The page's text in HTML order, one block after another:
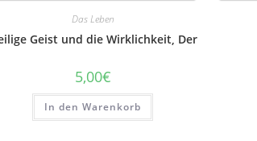
Das Leben
Geist und die Wirklichkeit, Der
5,00€
In den Warenkorb